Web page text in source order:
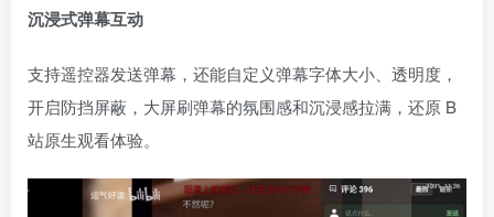
沉浸式弹幕互动
支持遥控器发送弹幕，还能自定义弹幕字体大小、透明度，
开启防挡屏蔽，大屏刷弹幕的氛围感和沉浸感拉满，还原 B
站原生观看体验。